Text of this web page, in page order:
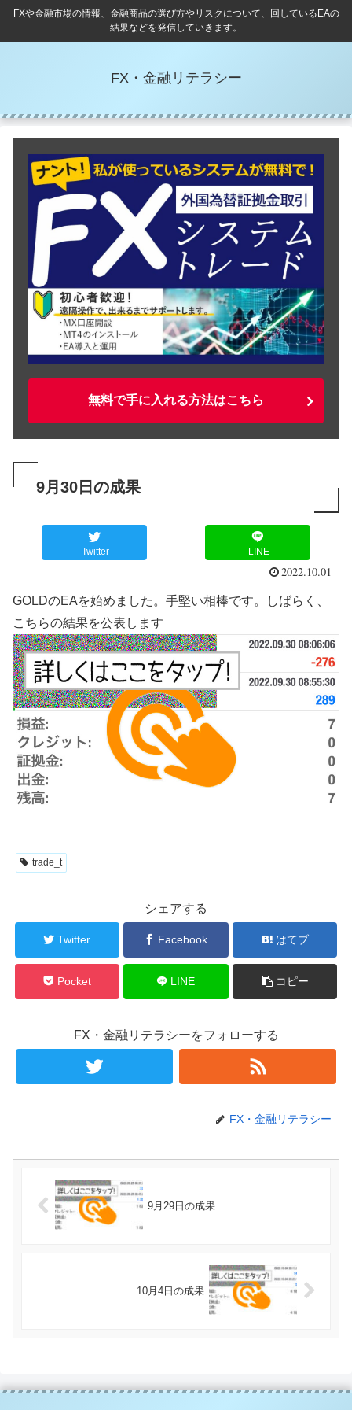
FXや金融市場の情報、金融商品の選び方やリスクについて、回しているEAの
結果などを発信していきます。
FX・金融リテラシー
無料で手に入れる方法はこちら
9月30日の成果
Twitter LINE
2022.10.01
GOLDのEAを始めました。手堅い相棒です。しばらく、
こちらの結果を公表します
trade_t
シェアする
Twitter Facebook はてブ
Pocket LINE コピー
FX・金融リテラシーをフォローする
FX・金融リテラシー
9月29日の成果
10月4日の成果